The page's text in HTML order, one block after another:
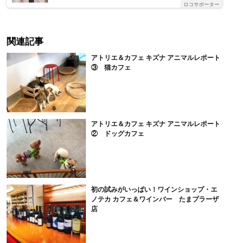
ロコサポーター
関連記事
アトリエ＆カフェ キズナ アニマルレポート
③ 猫カフェ
アトリエ＆カフェ キズナ アニマルレポート
② ドッグカフェ
初の試みがいっぱい！ワインショップ・エ
ノテカ カフェ＆ワインバー たまプラーザ
店